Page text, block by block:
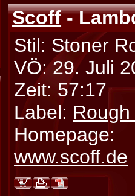
Scoff-
Stil: Stoner
VÖ: 29. Juli
Zeit: 57:17
Label:
Homepage:
www.scoff.de